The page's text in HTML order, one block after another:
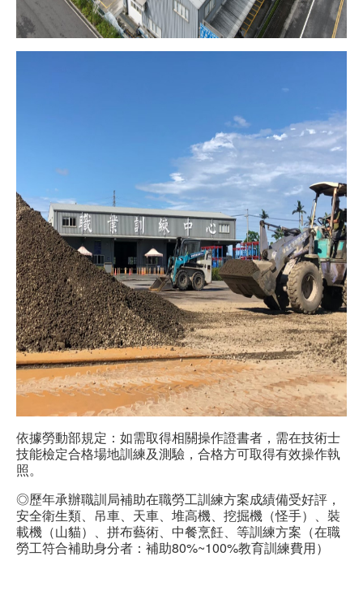
依據勞動部規定：如需取得相關操作證書者，需在技術士
技能檢定合格場地訓練及測驗，合格方可取得有效操作執
照。
◎歷年承辦職訓局補助在職勞工訓練方案成績備受好評，
安全衛生類、吊車、天車、堆高機、挖掘機（怪手）、裝
載機（山貓）、拼布藝術、中餐烹飪、等訓練方案（在職
勞工符合補助身分者：補助80%~100%教育訓練費用）